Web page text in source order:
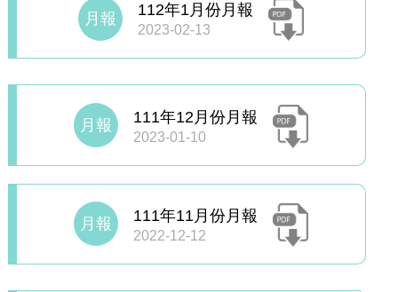
月報 112年1月份月報
2023-02-13
月報 111年12月份月報
2023-01-10
月報 111年11月份月報
2022-12-12